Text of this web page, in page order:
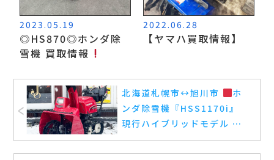
2023.05.19
◎HS870◎ホンダ除
雪機 買取情報
2022.06.28
【ヤマハ買取情報】
北海道札幌市↔️旭川市
ホ
ンダ除雪機『HSS1170i』
現行ハイブリッドモデル 中
古除雪機 買取完了